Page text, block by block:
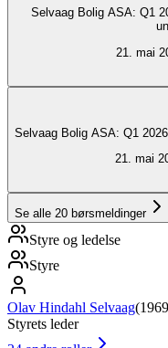
Selvaag Bolig ASA: Q1
21. mai
Selvaag Bolig ASA: Q1
21. mai
Se alle 20 børsmeldinger
Styre og ledelse
Styre
Olav Hindahl Selvaag(1969
Styrets leder